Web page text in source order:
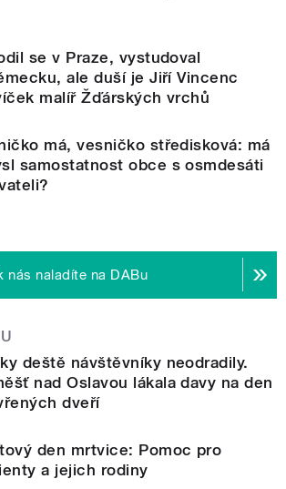
se v Praze, vystudoval
ale duší je Jiří Vincenc
malíř Žďárských vrchů
má, vesničko středisková: má
samostatnost obce s osmdesáti
nás naladíte na DABu
deště návštěvníky neodradily.
nad Oslavou lákala davy na den
dveří
den mrtvice: Pomoc pro
a jejich rodiny